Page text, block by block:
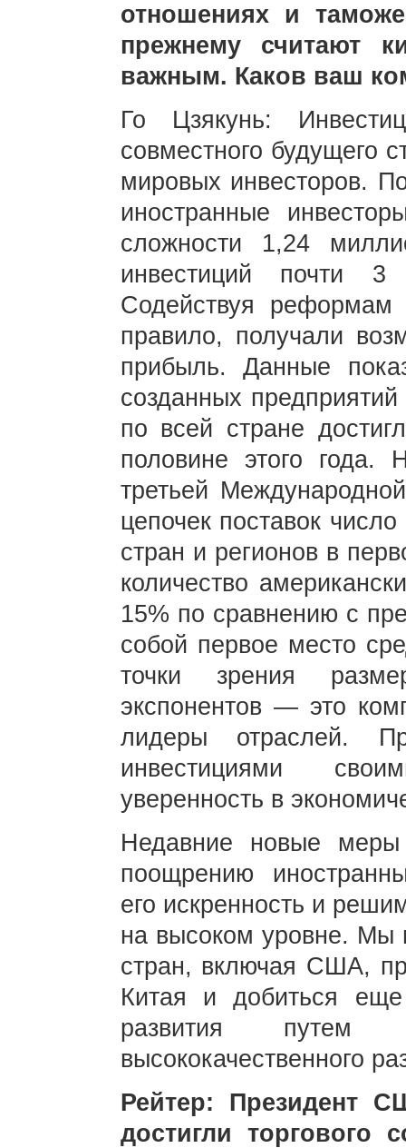
отношениях и
прежнему считают
важным. Каков ваш
Го Цзякунь:
совместного будущего
мировых инвесторов.
иностранные
сложности 1,24
инвестиций почти
Содействуя реформам
правило, получали
прибыль. Данные
созданных
по всей стране
половине этого года.
третьей
цепочек поставок
стран и регионов в
количество
15% по сравнению с
собой первое место
точки зрения
экспонентов — это
лидеры отраслей.
инвестициями
уверенность в
Недавние новые меры
поощрению
его искренность и
на высоком уровне. Мы
стран, включая США,
Китая и добиться
развития путем
высококачественного
Рейтер: Президент
достигли